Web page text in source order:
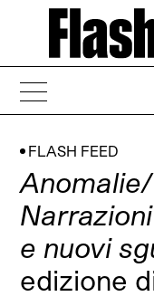
FLASH FEED
e nuovi
edizione